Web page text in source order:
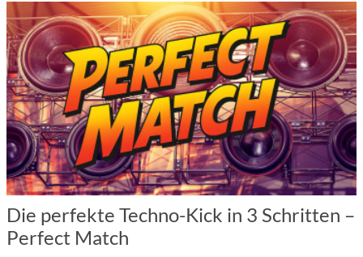
Die perfekte Techno-Kick in 3 Schritten –
Perfect Match